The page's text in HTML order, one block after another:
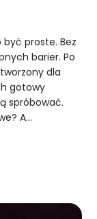
proste. Bez
barier. Po
dla
gotowy
spróbować.
A…